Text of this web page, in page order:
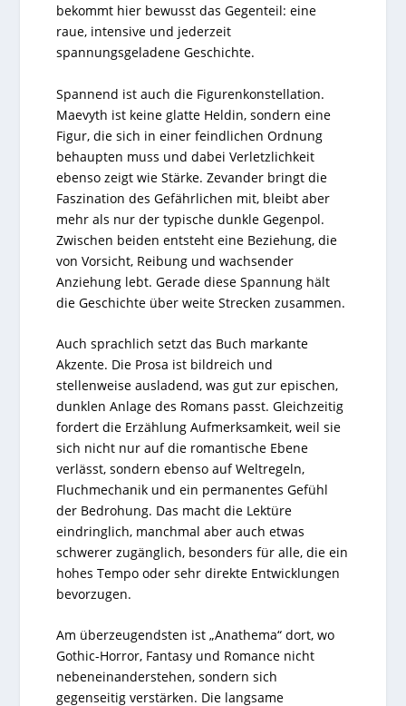
bekommt hier bewusst das Gegenteil: eine
raue, intensive und jederzeit
spannungsgeladene Geschichte.
Spannend ist auch die Figurenkonstellation.
Maevyth ist keine glatte Heldin, sondern eine
Figur, die sich in einer feindlichen Ordnung
behaupten muss und dabei Verletzlichkeit
ebenso zeigt wie Stärke. Zevander bringt die
Faszination des Gefährlichen mit, bleibt aber
mehr als nur der typische dunkle Gegenpol.
Zwischen beiden entsteht eine Beziehung, die
von Vorsicht, Reibung und wachsender
Anziehung lebt. Gerade diese Spannung hält
die Geschichte über weite Strecken zusammen.
Auch sprachlich setzt das Buch markante
Akzente. Die Prosa ist bildreich und
stellenweise ausladend, was gut zur epischen,
dunklen Anlage des Romans passt. Gleichzeitig
fordert die Erzählung Aufmerksamkeit, weil sie
sich nicht nur auf die romantische Ebene
verlässt, sondern ebenso auf Weltregeln,
Fluchmechanik und ein permanentes Gefühl
der Bedrohung. Das macht die Lektüre
eindringlich, manchmal aber auch etwas
schwerer zugänglich, besonders für alle, die ein
hohes Tempo oder sehr direkte Entwicklungen
bevorzugen.
Am überzeugendsten ist „Anathema“ dort, wo
Gothic-Horror, Fantasy und Romance nicht
nebeneinanderstehen, sondern sich
gegenseitig verstärken. Die langsame